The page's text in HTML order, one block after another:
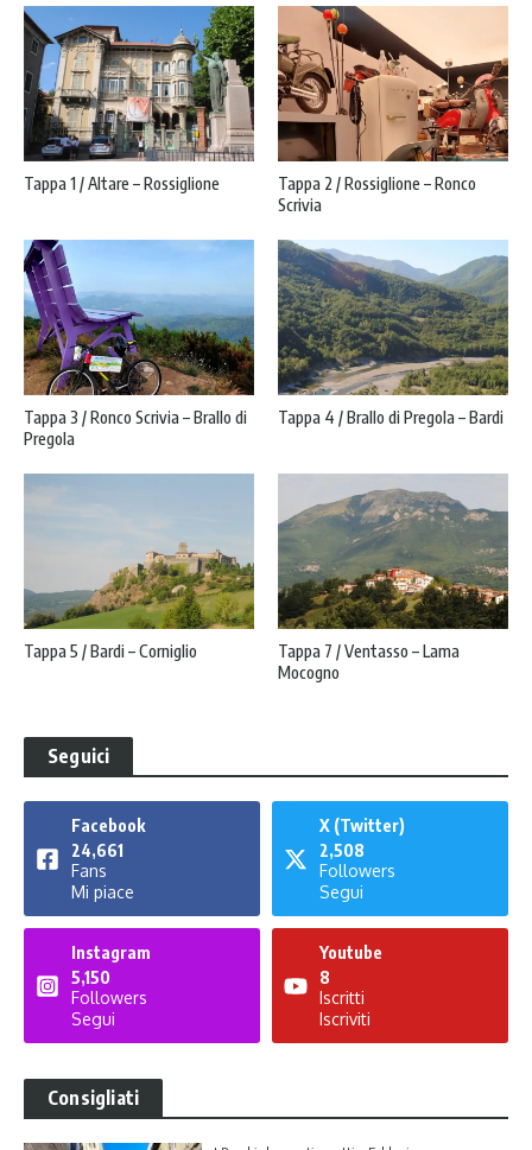
Tappa 1 / Altare – Rossiglione
Tappa 2 / Rossiglione – Ronco
Scrivia
Tappa 3 / Ronco Scrivia – Brallo di
Pregola
Tappa 4 / Brallo di Pregola – Bardi
Tappa 5 / Bardi – Corniglio
Tappa 7 / Ventasso – Lama
Mocogno
Seguici
Facebook
24,661
Fans
Mi piace
X (Twitter)
2,508
Followers
Segui
Instagram
5,150
Followers
Segui
Youtube
8
Iscritti
Iscriviti
Consigliati